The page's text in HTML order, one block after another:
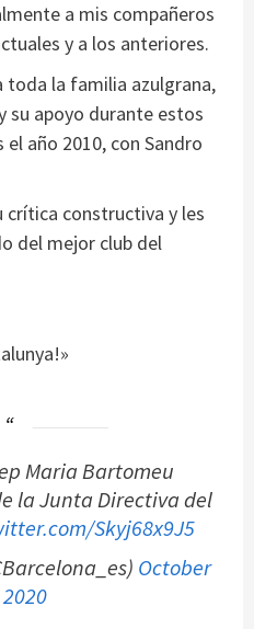
a mis compañeros
y a los anteriores.
toda la familia azulgrana,
su apoyo durante estos
año 2010, con Sandro
crítica constructiva y les
del mejor club del
Maria Bartomeu
la Junta Directiva del
Skyj68x9J5
October